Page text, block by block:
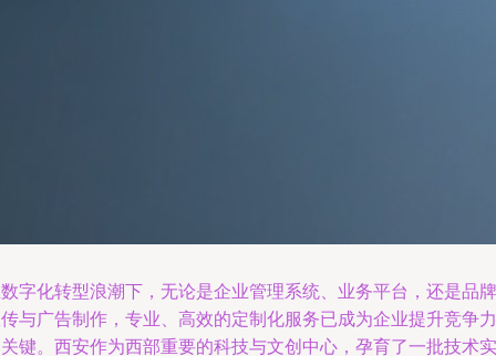
字化转型浪潮下，无论是企业管理系统、业务平台，还是品牌
与广告制作，专业、高效的定制化服务已成为企业提升竞争力
键。西安作为西部重要的科技与文创中心，孕育了一批技术实